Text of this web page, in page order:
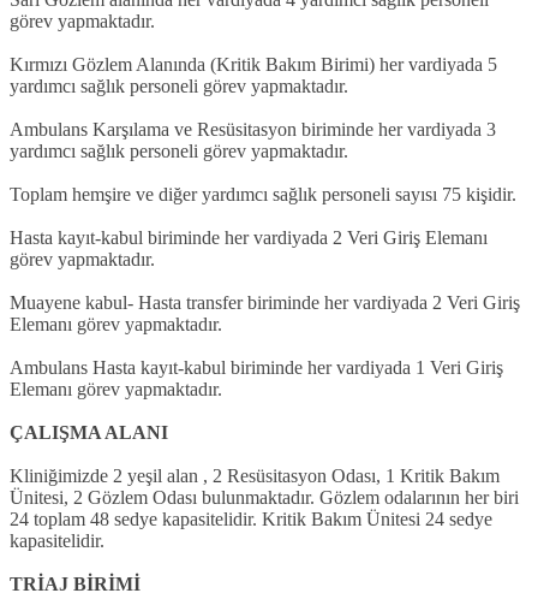
görev yapmaktadır.
Kırmızı Gözlem Alanında (Kritik Bakım Birimi) her vardiyada 5
yardımcı sağlık personeli görev yapmaktadır.
Ambulans Karşılama ve Resüsitasyon biriminde her vardiyada 3
yardımcı sağlık personeli görev yapmaktadır.
Toplam hemşire ve diğer yardımcı sağlık personeli sayısı 75 kişidir.
Hasta kayıt-kabul biriminde her vardiyada 2 Veri Giriş Elemanı
görev yapmaktadır.
Muayene kabul- Hasta transfer biriminde her vardiyada 2 Veri Giriş
Elemanı görev yapmaktadır.
Ambulans Hasta kayıt-kabul biriminde her vardiyada 1 Veri Giriş
Elemanı görev yapmaktadır.
ÇALIŞMA ALANI
Kliniğimizde 2 yeşil alan , 2 Resüsitasyon Odası, 1 Kritik Bakım
Ünitesi, 2 Gözlem Odası bulunmaktadır. Gözlem odalarının her biri
24 toplam 48 sedye kapasitelidir. Kritik Bakım Ünitesi 24 sedye
kapasitelidir.
TRİAJ BİRİMİ